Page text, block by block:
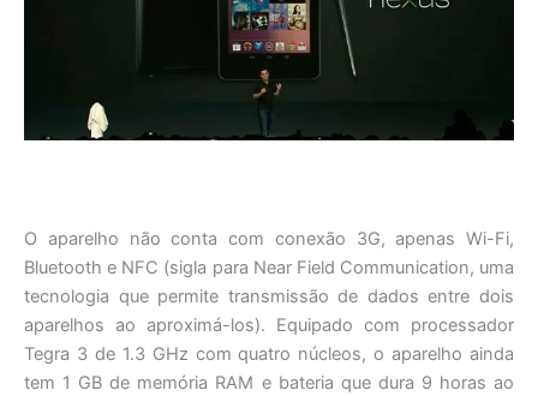
O aparelho não conta com conexão 3G, apenas Wi-Fi,
Bluetooth e NFC (sigla para Near Field Communication, uma
tecnologia que permite transmissão de dados entre dois
aparelhos ao aproximá-los). Equipado com processador
Tegra 3 de 1.3 GHz com quatro núcleos, o aparelho ainda
tem 1 GB de memória RAM e bateria que dura 9 horas ao